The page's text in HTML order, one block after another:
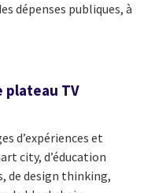
dépenses publiques, à
plateau TV
d’expériences et
city, d’éducation
de design thinking,